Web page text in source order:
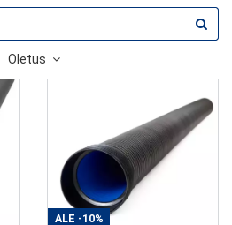
ALE -10%
Oletus